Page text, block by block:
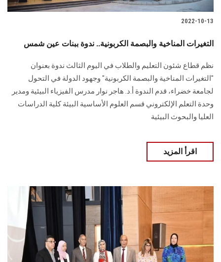
2022-10-13
التغيرات المناخية والبصمة الكربونية.. ندوة ببنات عين شمس
نظم قطاع شئون التعليم والطلاب في اليوم الثالث ندوة بعنوان
"التغيرات المناخية والبصمة الكربونية" وجهود الدولة في التحول
لجامعة خضراء، قدم الندوة أ.د. هاجر نوار مدرس الفيزياء البيئية ومدير
وحدة التعلم الإلكتروني قسم العلوم الأساسية البيئة كلية الدراسات
العليا والبحوث البيئية
اقرأ المزيد